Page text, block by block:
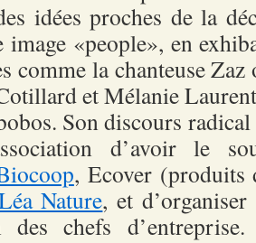
idées proches de la
image «people», en
comme la chanteuse Zaz
et Mélanie
Son discours radical
d’avoir le
, Ecover (produits
Nature, et d’organiser
des chefs